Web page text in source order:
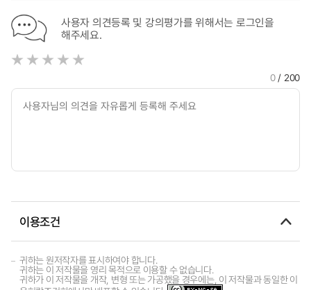
사용자 의견등록 및 강의평가를 위해서는 로그인을
해주세요.
0/ 200
이용조건
귀하는 원저작자를 표시하여야 합니다.
귀하는 이 저작물을 영리 목적으로 이용할 수 없습니다.
귀하가 이 저작물을 개작, 변형 또는 가공했을 경우에는, 이 저작물과 동일한 이